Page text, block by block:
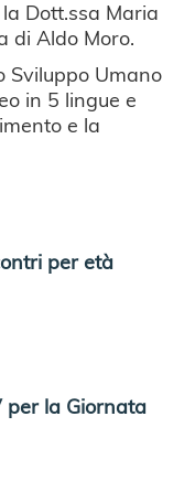
Dott.ssa Maria
di Aldo Moro.
Sviluppo Umano
in 5 lingue e
e la
per età
per la Giornata